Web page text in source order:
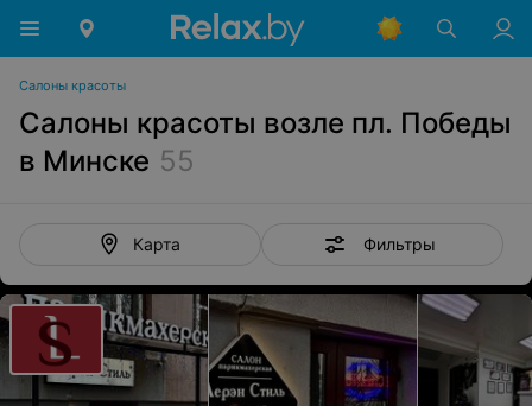
Салоны красоты
Салоны красоты возле пл. Победы
в Минске 55
Карта Фильтры